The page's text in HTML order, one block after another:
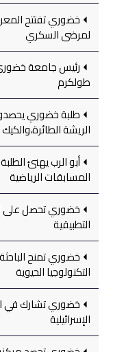
خضوري تفتتح
لمرضى السكري
رئيس جامعة
طولكرم
طلبة خضوري
الريشة
أبو الرب يهنئ
المسابقات الرياضية
خضوري تحصل على
التطبيقية
خضوري تمنح
التكنولوجيا الحيوية
خضوري تشارك في
الإسرائيلية